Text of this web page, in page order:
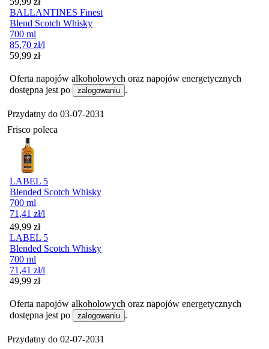
BALLANTINES Finest
Blend Scotch Whisky
700 ml
85,70 zł/l
Cena
59,99 zł
Oferta napojów alkoholowych oraz napojów energetycznych
dostępna jest po
zalogowaniu .
Przydatny do 03-07-2031
Frisco poleca
LABEL 5
Blended Scotch Whisky
700 ml
71,41 zł/l
Cena
49,99 zł
LABEL 5
Blended Scotch Whisky
700 ml
71,41 zł/l
Cena
49,99 zł
Oferta napojów alkoholowych oraz napojów energetycznych
dostępna jest po
zalogowaniu .
Przydatny do 02-07-2031